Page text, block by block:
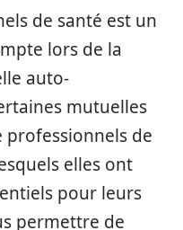
de santé est un
lors de la
auto-
mutuelles
professionnels de
elles ont
pour leurs
permettre de